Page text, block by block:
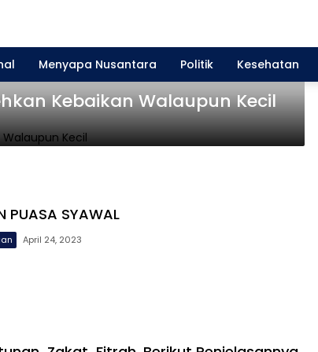
Menyapa Nusantara Politik Kesehatan
Kebaikan Walaupun Kecil
PUASA SYAWAL
April 24, 2023